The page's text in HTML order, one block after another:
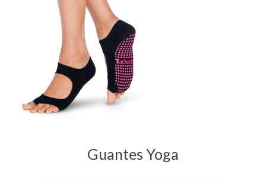
Guantes Yoga